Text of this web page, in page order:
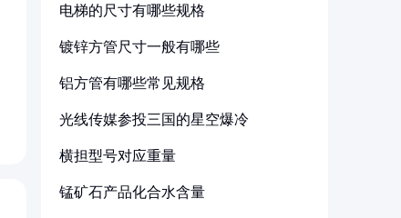
电梯的尺寸有哪些规格
镀锌方管尺寸一般有哪些
铝方管有哪些常见规格
光线传媒参投三国的星空爆冷
横担型号对应重量
锰矿石产品化合水含量